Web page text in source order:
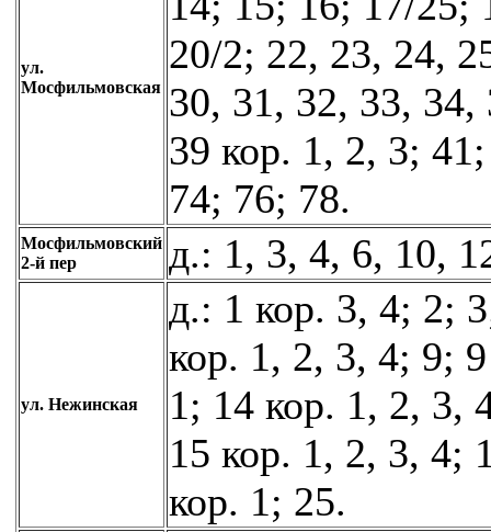
ул.
Мосфильмовская
20/2; 22, 23, 24,
30, 31, 32, 33, 34,
39 кор. 1, 2, 3;
74; 76; 78.
Мосфильмовский
2-й пер
д.: 1, 3, 4, 6, 10,
ул. Нежинская
д.: 1 кор. 3, 4; 2;
кор. 1, 2, 3, 4; 9;
1; 14 кор. 1, 2, 3,
15 кор. 1, 2, 3, 4;
кор. 1; 25.